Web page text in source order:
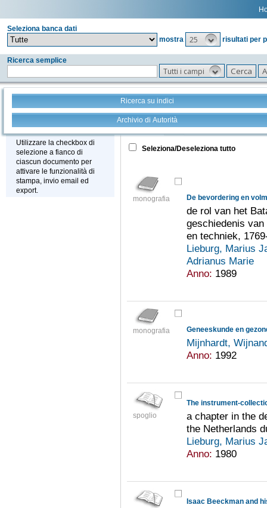
Seleziona banca dati
mostra
25 risultati per
Ricerca semplice
Tutti i campi
Ricerca su indici
Archivio di Autorità
Stampa - Email - Export
Utilizzare la checkbox di
selezione a fianco di
ciascun documento per
attivare le funzionalità di
stampa, invio email ed
export.
Tutto +
Seleziona/Deseleziona tutto
monografia
de rol van het
geschiedenis
en techniek,
Lieburg, Marius
Adrianus Marie
Anno: 1989
monografia Geneeskunde en
Mijnhardt,
Anno: 1992
spoglio
The instrument-
a chapter in the
the Netherlands
Lieburg, Marius
Anno: 1980